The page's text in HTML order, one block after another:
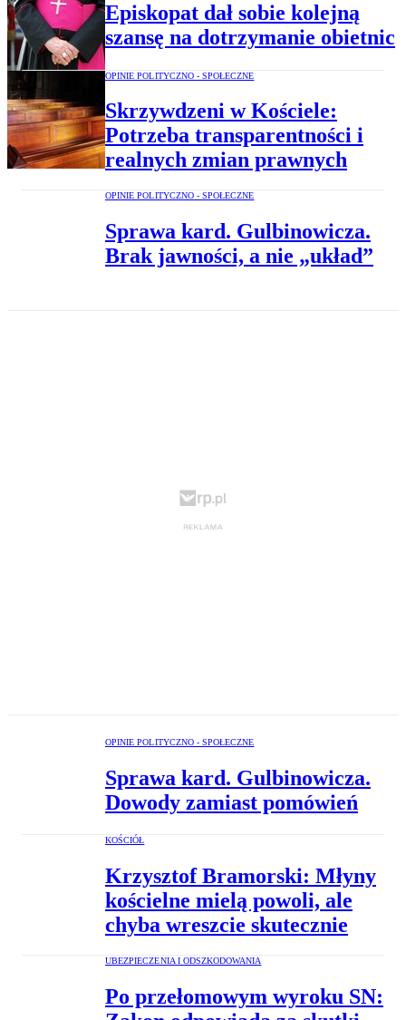
Episkopat dał sobie kolejną
szansę na dotrzymanie obietnic
OPINIE POLITYCZNO - SPOŁECZNE
Skrzywdzeni w Kościele:
Potrzeba transparentności i
realnych zmian prawnych
OPINIE POLITYCZNO - SPOŁECZNE
Sprawa kard. Gulbinowicza.
Brak jawności, a nie „układ”
OPINIE POLITYCZNO - SPOŁECZNE
Sprawa kard. Gulbinowicza.
Dowody zamiast pomówień
KOŚCIÓŁ
Krzysztof Bramorski: Młyny
kościelne mielą powoli, ale
chyba wreszcie skutecznie
UBEZPIECZENIA I ODSZKODOWANIA
Po przełomowym wyroku SN: